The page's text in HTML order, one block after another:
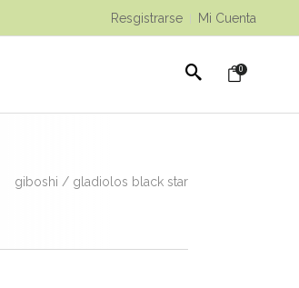
Resgistrarse Mi Cuenta
0
giboshi / gladiolos black star